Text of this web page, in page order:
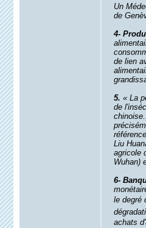
Un
de
4-
de lien
5. « La
de
Liu
agricole
Wuhan)
6-
le degré
achats